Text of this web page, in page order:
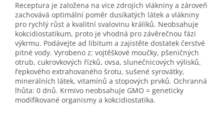
Receptura je založena na více zdrojích vlákniny a zároveň
zachovává optimální poměr dusíkatých látek a vlákniny
pro rychlý růst a kvalitní svalovinu králíků. Neobsahuje
kokcidiostatikum, proto je vhodná pro závěrečnou fázi
výkrmu. Podávejte ad libitum a zajistěte dostatek čerstvé
pitné vody. Vyrobeno z: vojtěškové moučky, pšeničných
otrub, cukrovkových řízků, ovsa, slunečnicových výlisků,
řepkového extrahovaného šrotu, sušené syrovátky,
minerálních látek, vitamínů a stopových prvků. Ochranná
lhůta: 0 dnů. Krmivo neobsahuje GMO = geneticky
modifikované organismy a kokcidiostatika.